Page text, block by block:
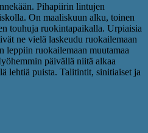
Pihapiirin lintujen
On maaliskuun alku, toinen
touhuja ruokintapaikalla. Urpiaisia
ne vielä laskeudu ruokailemaan
leppiin ruokailemaan muutamaa
päivällä niitä alkaa
lehtiä puista. Talitintit, sinitiaiset ja